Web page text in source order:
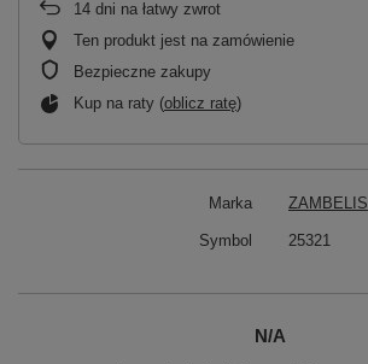
14 dni na łatwy zwrot
Ten produkt jest na zamówienie
Bezpieczne zakupy
Kup na raty (oblicz ratę)
Marka ZAMBELIS
Symbol 25321
N/A